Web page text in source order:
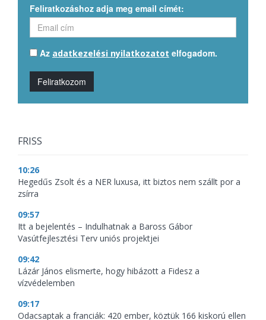
Feliratkozáshoz adja meg email címét:
Az adatkezelési nyilatkozatot elfogadom.
Feliratkozom
FRISS
10:26
Hegedűs Zsolt és a NER luxusa, itt biztos nem szállt por a
zsírra
09:57
Itt a bejelentés – Indulhatnak a Baross Gábor
Vasútfejlesztési Terv uniós projektjei
09:42
Lázár János elismerte, hogy hibázott a Fidesz a
vízvédelemben
09:17
Odacsaptak a franciák: 420 ember, köztük 166 kiskorú ellen